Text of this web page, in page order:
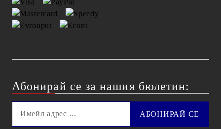
Абонирай се за нашия бюлетин: